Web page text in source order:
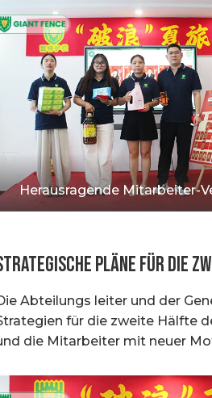
Herausragende Mitarbeiter-
Pläne für die
Abteilungs leiter und der
für die zweite Hälfte
die Mitarbeiter mit neuer